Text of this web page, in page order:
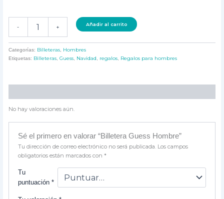
- + Añadir al carrito
Categorías: Billeteras, Hombres
Etiquetas: Billeteras, Guess, Navidad regalos, Regalos para hombres
No hay valoraciones aún.
Sé el primero en valorar “Billetera Guess Hombre”
Tu dirección de correo electrónico no será publicada. Los campos
obligatorios están marcados con *
Tu
puntuación*